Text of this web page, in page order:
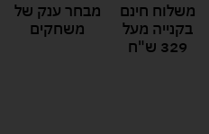
משלוח חינם
בקנייה מעל
329 ש"ח
מבחר ענק של
משחקים